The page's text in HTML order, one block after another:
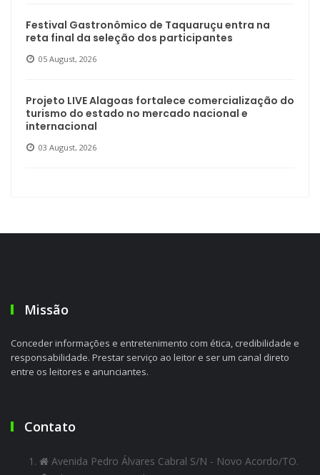
Festival Gastronômico de Taquaruçu entra na
reta final da seleção dos participantes
05 August, 2026
Projeto LIVE Alagoas fortalece comercialização do
turismo do estado no mercado nacional e
internacional
03 August, 2026
Missão
Conceder informações e entretenimento com ética, credibilidade e
responsabilidade. Prestar serviço ao leitor e ser um canal direto
entre os leitores e anunciantes.
Contato
Avenida Pedro Álvares Cabral S/N - Novo Acordo/TO.